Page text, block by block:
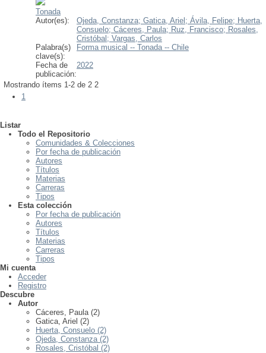
Tonada
Autor(es):
Ojeda, Constanza; Gatica, Ariel; Ávila, Felipe; Huerta,
Consuelo; Cáceres, Paula; Ruz, Francisco; Rosales,
Cristóbal; Vargas, Carlos
Palabra(s)
clave(s):
Forma musical -- Tonada -- Chile
Fecha de
publicación:
2022
Mostrando ítems 1-2 de 2 2
1
Listar
Todo el Repositorio
Comunidades & Colecciones
Por fecha de publicación
Autores
Títulos
Materias
Carreras
Tipos
Esta colección
Por fecha de publicación
Autores
Títulos
Materias
Carreras
Tipos
Mi cuenta
Acceder
Registro
Descubre
Autor
Cáceres, Paula (2)
Gatica, Ariel (2)
Huerta, Consuelo (2)
Ojeda, Constanza (2)
Rosales, Cristóbal (2)